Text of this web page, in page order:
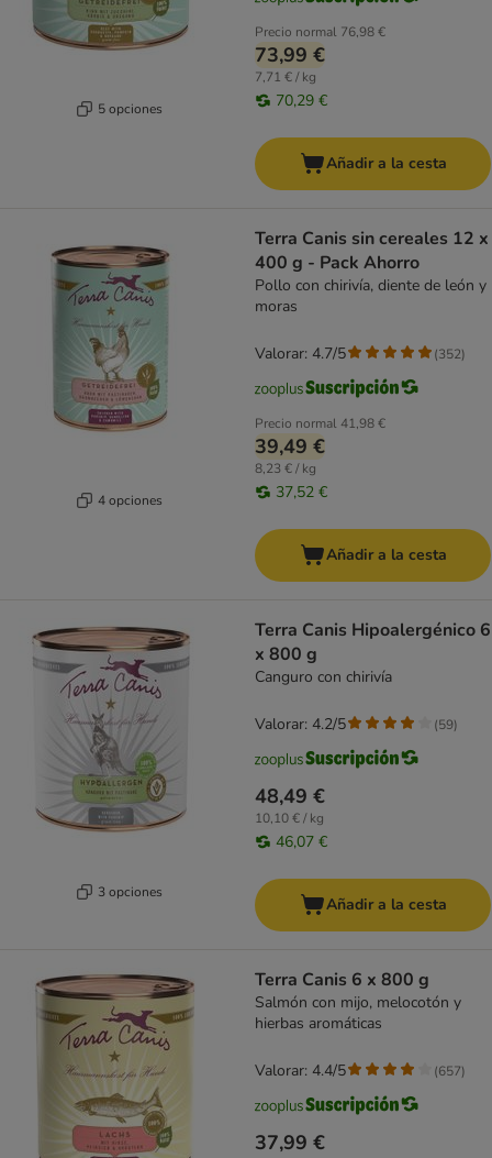
5 opciones
Precio normal 76,98 €
73,99 €
7,71 € / kg
70,29 €
Añadir a la cesta
4 opciones
Terra Canis sin cereales 12 x
400 g - Pack Ahorro
Pollo con chirivía, diente de león y
moras
Precio normal41,98 €
39,49 €
8,23 € / kg
37,52 €
Valorar: 4.7/5 (352)
Añadir a la cesta
3 opciones
Terra Canis Hipoalergénico 6
x 800 g
Canguro con chirivía
48,49 €
10,10 € / kg
46,07 €
Valorar: 4.2/5 (59)
Añadir a la cesta
Terra Canis 6 x 800 g
Salmón con mijo, melocotón y
hierbas aromáticas
37,99 €
Valorar: 4.4/5 (657)